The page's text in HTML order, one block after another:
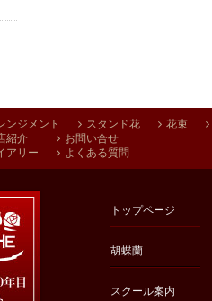
ンジメント スタンド花 花束
紹介
アリー
お問い合せ
よくある質問
トップページ
胡蝶蘭
スクール案内